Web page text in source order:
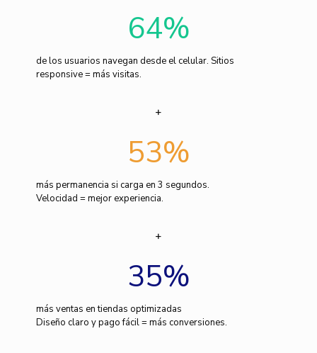
64%
de los usuarios navegan desde el celular. Sitios
responsive = más visitas.
53%
más permanencia si carga en 3 segundos.
Velocidad = mejor experiencia.
35%
más ventas en tiendas optimizadas
Diseño claro y pago fácil = más conversiones.